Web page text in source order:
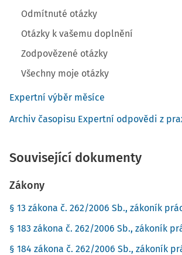
Odmítnuté otázky
Otázky k vašemu doplnění
Zodpovězené otázky
Všechny moje otázky
Expertní výběr měsíce
Archiv časopisu Expertní odpovědi z
Související dokumenty
Zákony
§ 13 zákona č. 262/2006 Sb., zákoník
§ 183 zákona č. 262/2006 Sb., zákoník
§ 184 zákona č. 262/2006 Sb., zákoník